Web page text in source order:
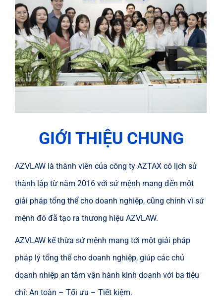
GIỚI THIỆU CHUNG
AZVLAW là thành viên của công ty AZTAX có lịch sử
thành lập từ năm 2016 với sứ mệnh mang đến một
giải pháp tổng thể cho doanh nghiệp, cũng chính vì sứ
mệnh đó đã tạo ra thương hiệu AZVLAW.
AZVLAW kế thừa sứ mệnh mang tới một giải pháp
pháp lý tổng thể cho doanh nghiệp, giúp các chủ
doanh nhiệp an tâm vận hành kinh doanh với ba tiêu
chí: An toàn – Tối ưu – Tiết kiệm.